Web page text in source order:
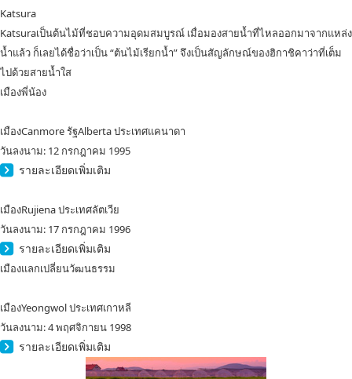
Katsura
Katsuraเป็นต้นไม้ที่ชอบความอุดมสมบูรณ์ เมื่อมองสายน้ำที่ไหลออกมาจากแหล่ง
น้ำแล้ว ก็เลยได้ชื่อว่าเป็น “ต้นไม้เรียกน้ำ” จึงเป็นสัญลักษณ์ของฮิกาชิคาว่าที่เต็ม
ไปด้วยสายน้ำใส
เมืองพี่น้อง
เมืองCanmore รัฐAlberta ประเทศแคนาดา
วันลงนาม: 12 กรกฎาคม 1995
รายละเอียดเพิ่มเติม
เมืองRujiena ประเทศลัตเวีย
วันลงนาม: 17 กรกฎาคม 1996
รายละเอียดเพิ่มเติม
เมืองแลกเปลี่ยนวัฒนธรรม
เมืองYeongwol ประเทศเกาหลี
วันลงนาม: 4 พฤศจิกายน 1998
รายละเอียดเพิ่มเติม